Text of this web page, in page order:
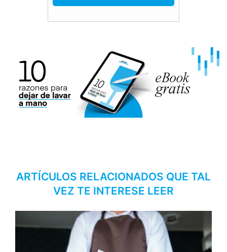
ARTÍCULOS RELACIONADOS QUE TAL
VEZ TE INTERESE LEER